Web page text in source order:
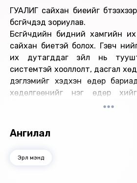
ГУАЛИГ сайхан биеийг
бүсгүйчүүдэд зориулав.
Бүсгүйчүүдийн бидний хамгийн
сайхан биетэй болох. Гэвч үүнийг бүтээхэд хамгийн
их дутагддаг зүйл нь
системтэй хооллолт, дасгал
дэглэмийг хэдхэн өдөр бариад орхидог,
хөдөлгөөнийг нэг өдөр
шийдвэрлэхээр ГУАЛИГ БАЙХ
танд өргөн барьж байна.
Найруулагч: Д.Баярнэмэх,
Ангилал
Эрүүл мэнд